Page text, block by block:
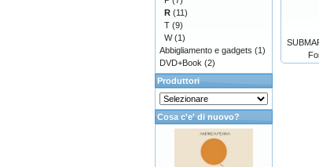
R (11)
T (9)
W(1)
Abbigliamento e gadgets (1)
DVD+Book (2)
Produttori
Cosa c'e' di nuovo?